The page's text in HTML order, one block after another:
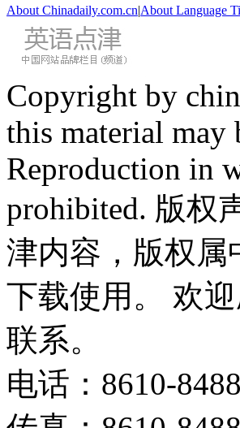
About Chinadaily.com.cn|About Language
Copyright by
this material may
Reproduction in
prohibited. 版权
津内容，版权属
下载使用。 欢
联系。
电话：8610-